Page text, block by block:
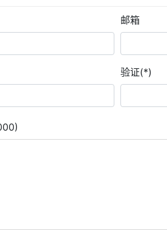
邮箱
验证(*)